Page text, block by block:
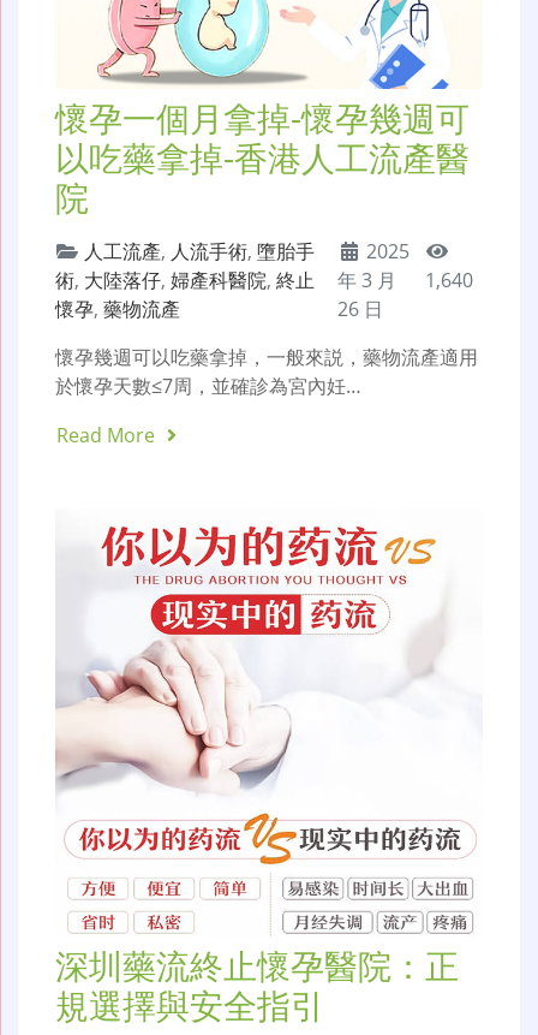
懷孕一個月拿掉-懷孕幾週可
以吃藥拿掉-香港人工流產醫
院
人工流產, 人流手術, 墮胎手
術, 大陸落仔, 婦產科醫院, 終止
懷孕, 藥物流產
2025
年 3 月
26 日
1,640
懷孕幾週可以吃藥拿掉，一般來説，藥物流產適用
於懷孕天數≤7周，並確診為宮內妊…
Read More
深圳藥流終止懷孕醫院：正
規選擇與安全指引